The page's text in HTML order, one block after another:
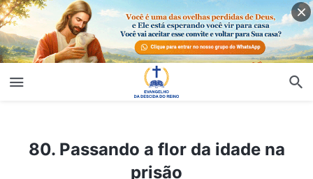
80. Passando a flor da idade na prisão
80. Passando a flor da idade na
prisão